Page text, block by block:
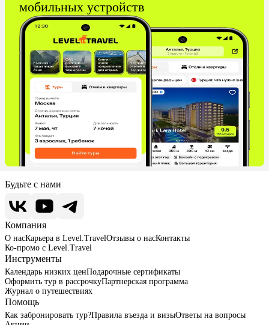
мобильных устройств
Будьте с нами
Компания
О насКарьера в Level.TravelОтзывы о насКонтакты
Ко-промо с Level.Travel
Инструменты
Календарь низких ценПодарочные сертификаты
Оформить тур в рассрочкуПартнерская программа
Журнал о путешествиях
Помощь
Как забронировать тур?Правила въезда и визыОтветы на вопросы